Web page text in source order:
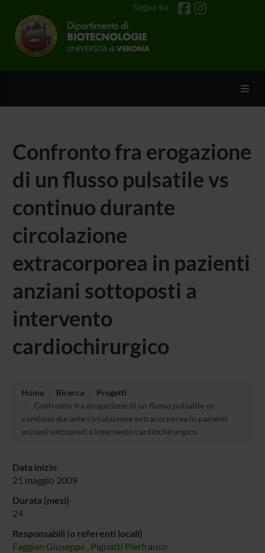
Segui su
Confronto fra erogazione
di un flusso pulsatile vs
continuo durante
circolazione
extracorporea in pazienti
anziani sottoposti a
intervento
cardiochirurgico
Home Ricerca
Progetti
Confronto fra erogazione di un flusso pulsatile vs
continuo durante circolazione extracorporea in pazienti
anziani sottoposti a intervento cardiochirurgico
Data inizio
21 maggio 2009
Durata (mesi)
24
Responsabili (o referenti locali)
Faggian Giuseppe , Pignatti Pierfranco